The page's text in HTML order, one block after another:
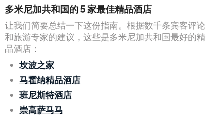
多米尼加共和国的 5 家最佳精品酒店
让我们简要总结一下这份指南。根据数千条宾客评论
和旅游专家的建议，这些是多米尼加共和国最好的精
品酒店：
坎波之家
马霍纳精品酒店
班尼斯特酒店
崇高萨马马